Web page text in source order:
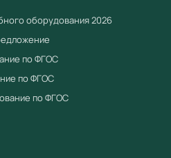
оборудования 2026
по ФГОС
по ФГОС
по ФГОС